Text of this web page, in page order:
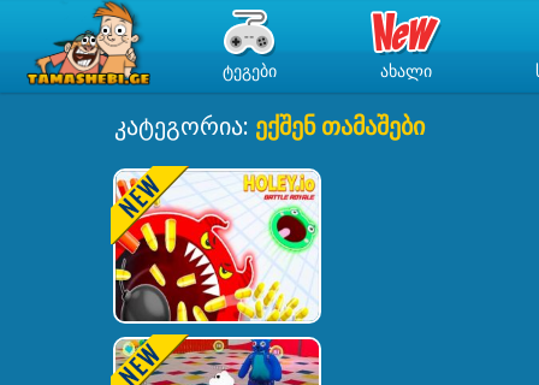
ᲢᲔᲒᲔᲑᲘ ᲐᲮᲐᲚᲘ
კატეგორია: ექშენ თამაშები